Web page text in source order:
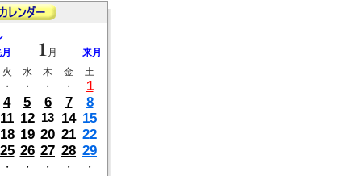
1 月
来月
火 水 木 金
土
・ ・ ・ ・
1
4 5 6 7
8
11 12 13 14 15
18 19 20 21 22
25 26 27 28 29
・ ・ ・ ・ ・